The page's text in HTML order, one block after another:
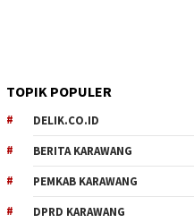
TOPIK POPULER
DELIK.CO.ID
BERITA KARAWANG
PEMKAB KARAWANG
DPRD KARAWANG